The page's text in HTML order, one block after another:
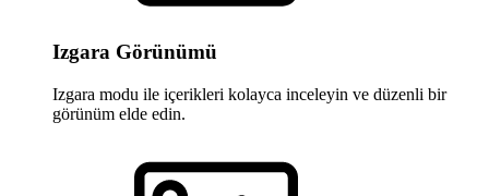
Izgara Görünümü
Izgara modu ile içerikleri kolayca inceleyin ve düzenli bir
görünüm elde edin.